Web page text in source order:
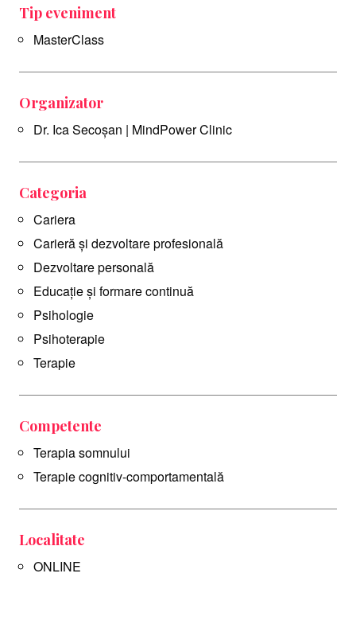
Tip eveniment
MasterClass
Organizator
Dr. Ica Secoșan | MindPower Clinic
Categoria
Cariera
Carieră și dezvoltare profesională
Dezvoltare personală
Educație și formare continuă
Psihologie
Psihoterapie
Terapie
Competente
Terapia somnului
Terapie cognitiv-comportamentală
Localitate
ONLINE